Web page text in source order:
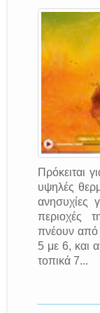
Πρόκειται
υψηλές
ανησυχίες
περιοχές
πνέουν από
5 με 6, και
τοπικά 7...